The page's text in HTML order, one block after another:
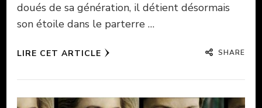
doués de sa génération, il détient désormais
son étoile dans le parterre …
LIRE CET ARTICLE SHARE